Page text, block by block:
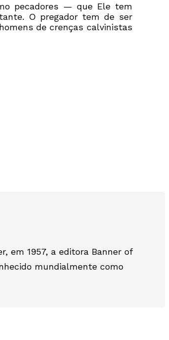
pecadores — que Ele tem
O pregador tem de ser
de crenças calvinistas
em 1957, a editora Banner of
mundialmente como